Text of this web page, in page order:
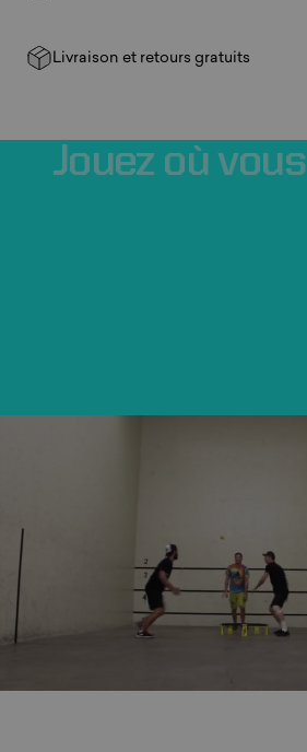
Livraison et retours gratuits
Jouez où vous